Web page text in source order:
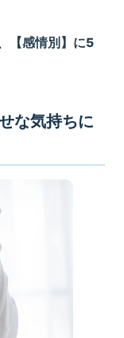
【感情別】に5
な気持ちに